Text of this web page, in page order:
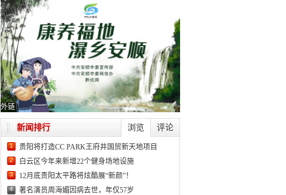
外链
浏览 评论
新闻排行
1 贵阳将打造CC PARK王府井国贸新天地项目
2 白云区今年来新增22个健身场地设施
3 12月底贵阳太平路将炫酷展“新颜”！
4 著名演员周海媚因病去世，年仅57岁